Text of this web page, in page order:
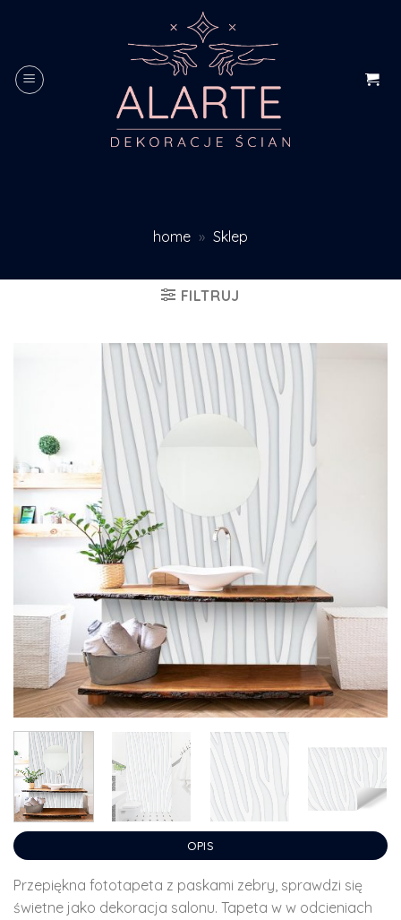
home » Sklep
FILTRUJ
OPIS
Przepiękna fototapeta z paskami zebry, sprawdzi się
świetne jako dekoracja salonu. Tapeta w w odcieniach